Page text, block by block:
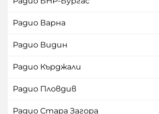
Радио Варна
Радио Видин
Радио Кърджали
Радио Пловдив
Радио Стара Загора